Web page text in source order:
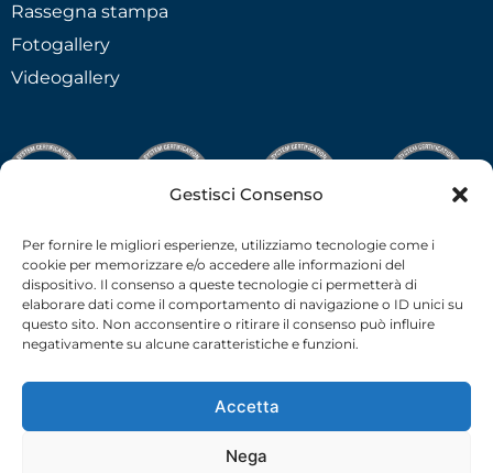
Gestisci Consenso
Per fornire le migliori esperienze, utilizziamo tecnologie come i
cookie per memorizzare e/o accedere alle informazioni del
dispositivo. Il consenso a queste tecnologie ci permetterà di
elaborare dati come il comportamento di navigazione o ID unici su
questo sito. Non acconsentire o ritirare il consenso può influire
negativamente su alcune caratteristiche e funzioni.
Accetta
Nega
Rassegna stampa
Fotogallery
Videogallery
C.F.-P.I. 02538910379 all rights reserved © –